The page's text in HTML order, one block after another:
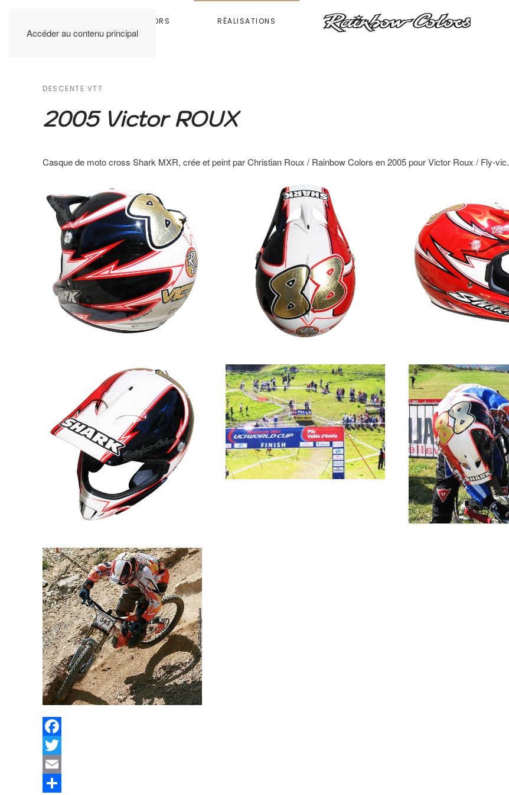
Accéder au contenu principal
RAINBOW COLORS RÉALISATIONS
DESCENTE VTT
2005 Victor ROUX
Casque de moto cross Shark MXR, crée et peint par Christian Roux / Rainbow Colors en 2005 pour Victor Roux / Fly-vic.
Facebook
Twitter
Email